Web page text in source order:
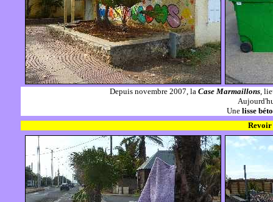
Depuis novembre 2007, la Case Marmaillons,
Une lisse
Revoir